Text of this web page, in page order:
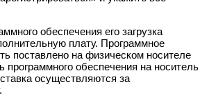
обеспечения его загрузка
плату. Программное
поставлено на физическом носителе
программного обеспечения на носитель
осуществляются за